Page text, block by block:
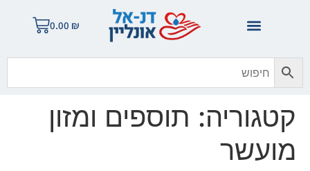
0.00 ₪
קטגוריה: תוספים ומזון
מועשר